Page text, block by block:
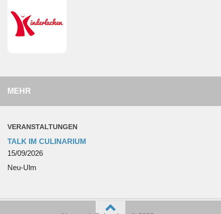
MEHR
VERANSTALTUNGEN
TALK IM CULINARIUM
15/09/2026
Neu-Ulm